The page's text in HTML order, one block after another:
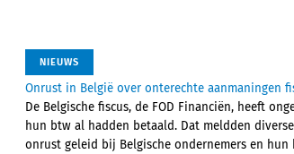
NIEUWS
Onrust in België over onterechte aanmaningen
De Belgische fiscus, de FOD Financiën, heeft
hun btw al hadden betaald. Dat meldden
onrust geleid bij Belgische ondernemers en hun